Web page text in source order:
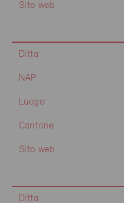
Sito web
Ditta
NAP
Luogo
Cantone
Sito web
Ditta